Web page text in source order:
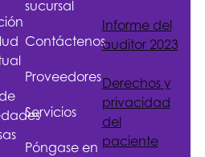
sucursal
Contáctenos
Proveedores
Servicios
Póngase en
Informe del
auditor 2023
Derechos y
privacidad
del
paciente